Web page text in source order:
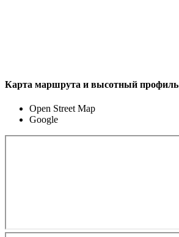
Карта маршрута и высотный профиль
Open Street Map
Google